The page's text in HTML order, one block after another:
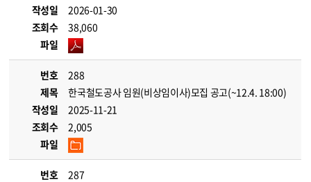
작성일
2026-01-30
조회수
38,060
파일
번호
288
제목
한국철도공사 임원(비상임이사)모집 공고(~12.4. 18:00)
작성일
2025-11-21
조회수
2,005
파일
번호
287